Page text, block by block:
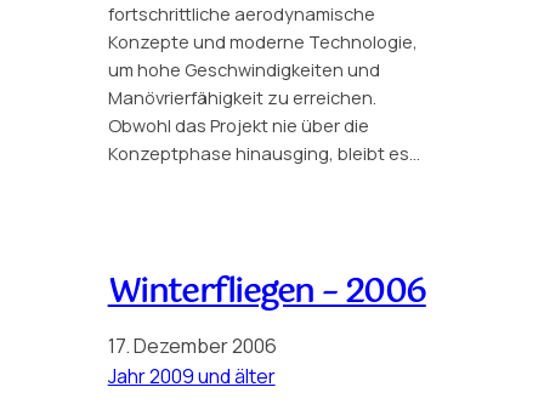
fortschrittliche aerodynamische
Konzepte und moderne Technologie,
um hohe Geschwindigkeiten und
Manövrierfähigkeit zu erreichen.
Obwohl das Projekt nie über die
Konzeptphase hinausging, bleibt es…
Winterfliegen – 2006
17. Dezember 2006
Jahr 2009 und älter